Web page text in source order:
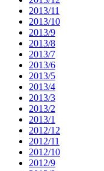
2013/11
2013/10
2013/9
2013/8
2013/7
2013/6
2013/5
2013/4
2013/3
2013/2
2013/1
2012/12
2012/11
2012/10
2012/9